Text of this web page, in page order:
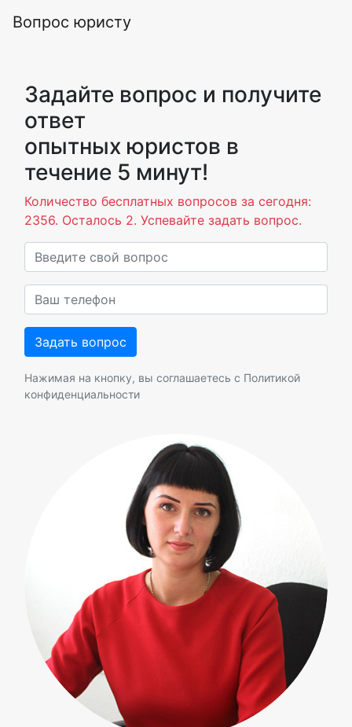
Вопрос юристу
Задайте вопрос и получите
ответ
опытных юристов в
течение 5 минут!
Количество бесплатных вопросов за сегодня:
2356. Осталось 2. Успевайте задать вопрос.
Нажимая на кнопку, вы соглашаетесь с Политикой
конфиденциальности